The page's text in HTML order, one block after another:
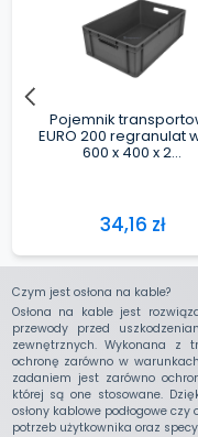
Czym jest osłona na kable?
Osłona na kable jest
przewody przed
zewnętrznych. Wykonana z
ochronę zarówno w
zadaniem jest zarówno
której są one stosowane.
osłony kablowe podłogowe
potrzeb użytkownika oraz